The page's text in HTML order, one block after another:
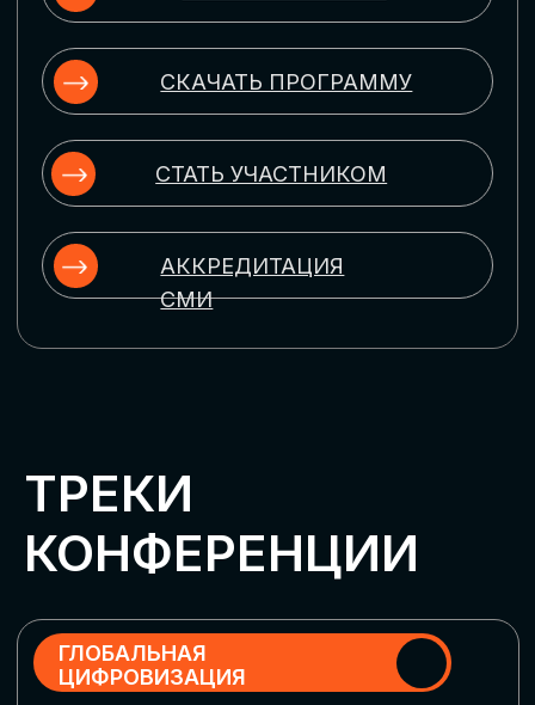
ЦИФРОВИЗАЦИЯ
МАРКЕТИНГА И ПРОДАЖ
Обменяемся опытом, какие ИИ-решения
в маркетинге и продажах наиболее
рекламными кампаниями показывают
наибольшую эффективность
ЦИФРОВИЗАЦИЯ
УПРАВЛЕНИЯ ПЕРСОНАЛОМ
Рассмотрим управление человеческим
комплексные решения для роста
производительности и кейсы
оптимизации процессов найма,
развития, оценки и удержания
ЦИФРОВИЗАЦИЯ
КЛИЕНТСКОГО СЕРВИСА
Разберем кейсы в сфере цифровизации